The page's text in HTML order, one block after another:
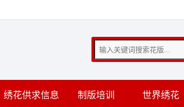
绣花供求信息 制版培训 世界绣花